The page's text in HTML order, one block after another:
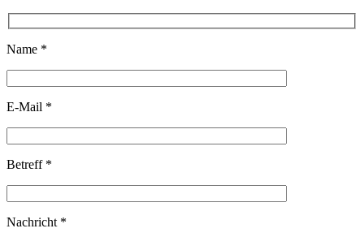
Name *
E-Mail *
Betreff *
Nachricht *